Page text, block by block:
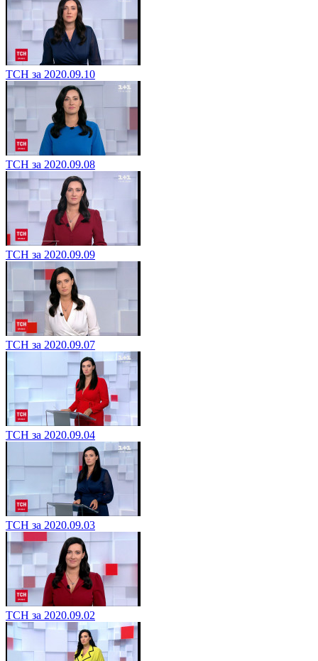
ТСН за 2020.09.10
ТСН за 2020.09.08
ТСН за 2020.09.09
ТСН за 2020.09.07
ТСН за 2020.09.04
ТСН за 2020.09.03
ТСН за 2020.09.02